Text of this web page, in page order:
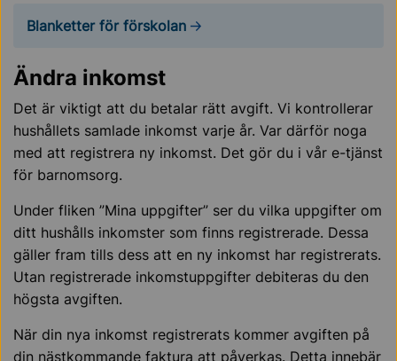
Blanketter för förskolan
Ändra inkomst
Det är viktigt att du betalar rätt avgift. Vi kontrollerar
hushållets samlade inkomst varje år. Var därför noga
med att registrera ny inkomst. Det gör du i vår e-tjänst
för barnomsorg.
Under fliken ”Mina uppgifter” ser du vilka uppgifter om
ditt hushålls inkomster som finns registrerade. Dessa
gäller fram tills dess att en ny inkomst har registrerats.
Utan registrerade inkomstuppgifter debiteras du den
högsta avgiften.
När din nya inkomst registrerats kommer avgiften på
din nästkommande faktura att påverkas. Detta innebär